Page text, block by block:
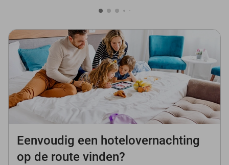
Eenvoudig een hotelovernachting
op de route vinden?